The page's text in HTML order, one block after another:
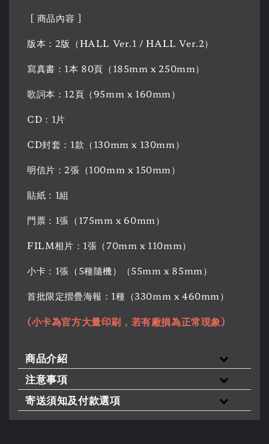
[ 商品內容 ]
版本：2版（HALL Ver.1 / HALL Ver.2）
寫真書：1本 80頁（185mm x 250mm）
歌詞本：12頁（95mm x 160mm）
CD：1片
CD封套：1款（130mm x 130mm）
明信片：2張（100mm x 150mm）
貼紙：1組
門票：1張（175mm x 60mm）
FILM相片：1張（70mm x 110mm）
小卡：1張（5種隨機）（55mm x 85mm）
首批限定摺疊海報：1種（330mm x 460mm）
(小卡為官方大量印刷，若有廠損為正常現象)
商品介紹
注意事項
寄送須知及付款選項